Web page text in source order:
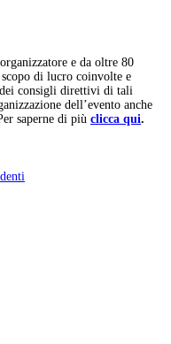
e da oltre 80
di lucro coinvolte e
consigli direttivi di tali
dell’evento anche
saperne di più clicca qui.